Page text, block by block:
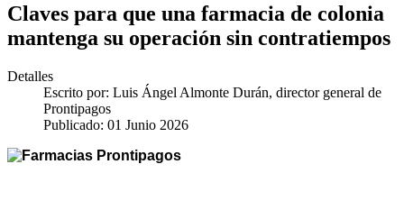
Claves para que una farmacia de colonia
mantenga su operación sin contratiempos
Detalles
Escrito por: Luis Ángel Almonte Durán, director general de
Prontipagos
Publicado: 01 Junio 2026